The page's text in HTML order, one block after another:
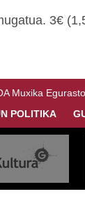
3€
Muxika
POLITIKA